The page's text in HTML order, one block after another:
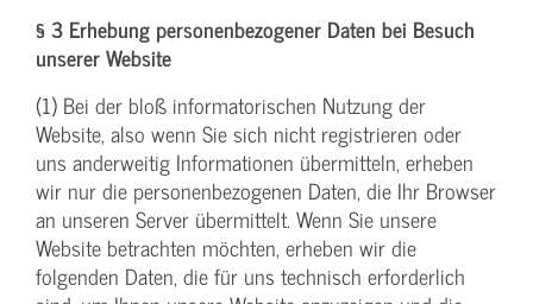
§ 3 Erhebung personenbezogener Daten bei Besuch
unserer Website
(1) Bei der bloß informatorischen Nutzung der
Website, also wenn Sie sich nicht registrieren oder
uns anderweitig Informationen übermitteln, erheben
wir nur die personenbezogenen Daten, die Ihr Browser
an unseren Server übermittelt. Wenn Sie unsere
Website betrachten möchten, erheben wir die
folgenden Daten, die für uns technisch erforderlich